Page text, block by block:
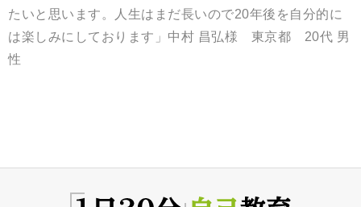
たいと思います。人生はまだ長いので20年後を自分的に
は楽しみにしております」中村 昌弘様 東京都 20代 男
性